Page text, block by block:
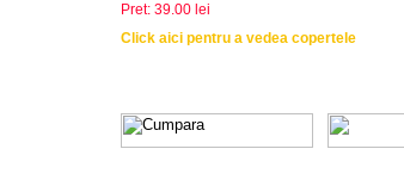
Pret: 39.00 lei
Click aici pentru a vedea copertele